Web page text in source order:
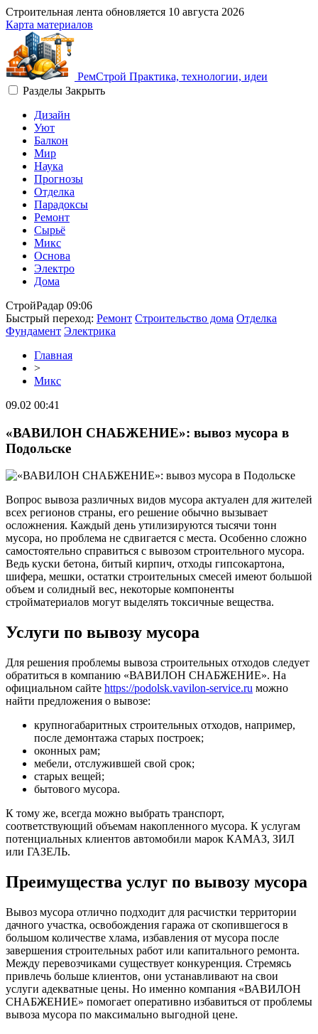
Строительная лента обновляется 10 августа 2026
Карта материалов
РемСтрой Практика, технологии, идеи
Разделы Закрыть
Дизайн
Уют
Балкон
Мир
Наука
Прогнозы
Отделка
Парадоксы
Ремонт
Сырьё
Микс
Основа
Электро
Дома
СтройРадар 09:06
Быстрый переход: Ремонт Строительство дома Отделка
Фундамент Электрика
Главная
>
Микс
09.02 00:41
«ВАВИЛОН СНАБЖЕНИЕ»: вывоз мусора в
Подольске
Вопрос вывоза различных видов мусора актуален для жителей
всех регионов страны, его решение обычно вызывает
осложнения. Каждый день утилизируются тысячи тонн
мусора, но проблема не сдвигается с места. Особенно сложно
самостоятельно справиться с вывозом строительного мусора.
Ведь куски бетона, битый кирпич, отходы гипсокартона,
шифера, мешки, остатки строительных смесей имеют большой
объем и солидный вес, некоторые компоненты
стройматериалов могут выделять токсичные вещества.
Услуги по вывозу мусора
Для решения проблемы вывоза строительных отходов следует
обратиться в компанию «ВАВИЛОН СНАБЖЕНИЕ». На
официальном сайте https://podolsk.vavilon-service.ru можно
найти предложения о вывозе:
крупногабаритных строительных отходов, например,
после демонтажа старых построек;
оконных рам;
мебели, отслужившей свой срок;
старых вещей;
бытового мусора.
К тому же, всегда можно выбрать транспорт,
соответствующий объемам накопленного мусора. К услугам
потенциальных клиентов автомобили марок КАМАЗ, ЗИЛ
или ГАЗЕЛЬ.
Преимущества услуг по вывозу мусора
Вывоз мусора отлично подходит для расчистки территории
дачного участка, освобождения гаража от скопившегося в
большом количестве хлама, избавления от мусора после
завершения строительных работ или капитального ремонта.
Между перевозчиками существует конкуренция. Стремясь
привлечь больше клиентов, они устанавливают на свои
услуги адекватные цены. Но именно компания «ВАВИЛОН
СНАБЖЕНИЕ» помогает оперативно избавиться от проблемы
вывоза мусора по максимально выгодной цене.